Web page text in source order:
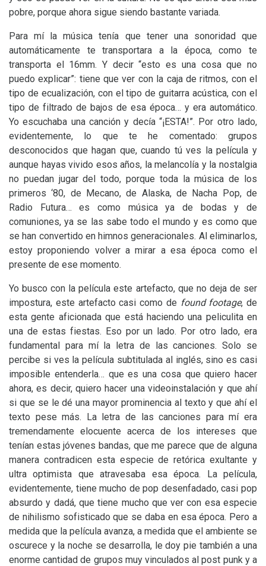
pobre, porque ahora sigue siendo bastante variada.
Para mí la música tenía que tener una sonoridad que
automáticamente te transportara a la época, como te
transporta el 16mm. Y decir “esto es una cosa que no
puedo explicar”: tiene que ver con la caja de ritmos, con el
tipo de ecualización, con el tipo de guitarra acústica, con el
tipo de filtrado de bajos de esa época… y era automático.
Yo escuchaba una canción y decía “¡ESTA!”. Por otro lado,
evidentemente, lo que te he comentado: grupos
desconocidos que hagan que, cuando tú ves la película y
aunque hayas vivido esos años, la melancolía y la nostalgia
no puedan jugar del todo, porque toda la música de los
primeros ‘80, de Mecano, de Alaska, de Nacha Pop, de
Radio Futura… es como música ya de bodas y de
comuniones, ya se las sabe todo el mundo y es como que
se han convertido en himnos generacionales. Al eliminarlos,
estoy proponiendo volver a mirar a esa época como el
presente de ese momento.
Yo busco con la película este artefacto, que no deja de ser
impostura, este artefacto casi como de found footage, de
esta gente aficionada que está haciendo una peliculita en
una de estas fiestas. Eso por un lado. Por otro lado, era
fundamental para mí la letra de las canciones. Solo se
percibe si ves la película subtitulada al inglés, sino es casi
imposible entenderla… que es una cosa que quiero hacer
ahora, es decir, quiero hacer una videoinstalación y que ahí
si que se le dé una mayor prominencia al texto y que ahí el
texto pese más. La letra de las canciones para mí era
tremendamente elocuente acerca de los intereses que
tenían estas jóvenes bandas, que me parece que de alguna
manera contradicen esta especie de retórica exultante y
ultra optimista que atravesaba esa época. La película,
evidentemente, tiene mucho de pop desenfadado, casi pop
absurdo y dadá, que tiene mucho que ver con esa especie
de nihilismo sofisticado que se daba en esa época. Pero a
medida que la película avanza, a medida que el ambiente se
oscurece y la noche se desarrolla, le doy pie también a una
enorme cantidad de grupos muy vinculados al post punk y a